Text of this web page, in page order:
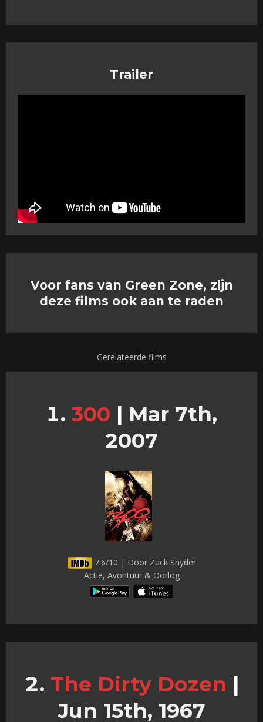
Trailer
Voor fans van Green Zone, zijn
deze films ook aan te raden
Gerelateerde films
300 | Mar 7th,
2007
7.6/10 | Door Zack Snyder
Actie, Avontuur & Oorlog
The Dirty Dozen |
Jun 15th, 1967